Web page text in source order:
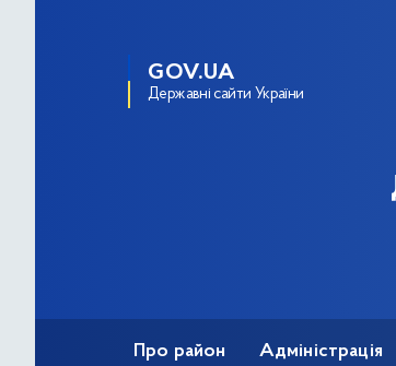
GOV.UA
Державні сайти України
Про район Адміністрація